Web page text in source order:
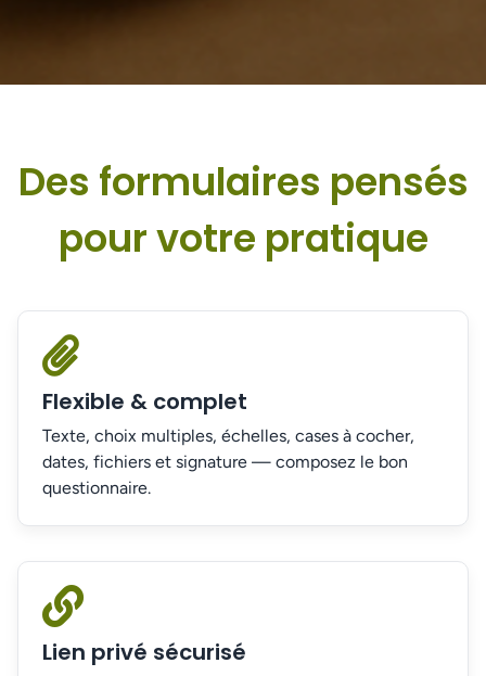
Des formulaires pensés
pour votre pratique
Flexible & complet
Texte, choix multiples, échelles, cases à cocher,
dates, fichiers et signature — composez le bon
questionnaire.
Lien privé sécurisé